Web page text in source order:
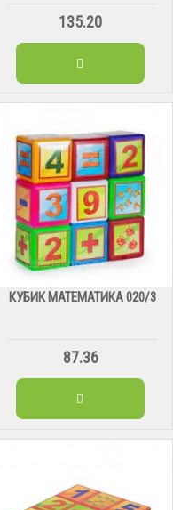
135.20
КУБИК МАТЕМАТИКА 020/3
87.36